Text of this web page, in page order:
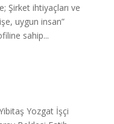
Şirket ihtiyaçları ve
uygun insan”
sahip...
Yozgat İşçi